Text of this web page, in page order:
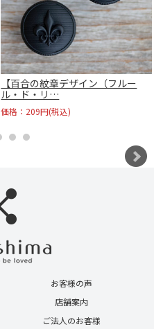
【百合の紋章デザイン（フルー
ル・ド・リ…
価格：209円(税込)
お客様の声
店舗案内
ご法人のお客様